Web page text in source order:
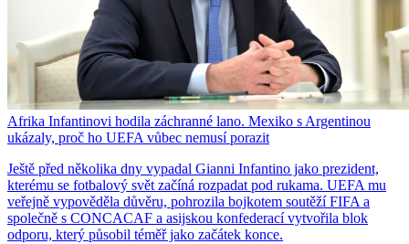
Afrika Infantinovi hodila záchranné lano. Mexiko s Argentinou
ukázaly, proč ho UEFA vůbec nemusí porazit
Ještě před několika dny vypadal Gianni Infantino jako prezident,
kterému se fotbalový svět začíná rozpadat pod rukama. UEFA mu
veřejně vypověděla důvěru, pohrozila bojkotem soutěží FIFA a
společně s CONCACAF a asijskou konfederací vytvořila blok
odporu, který působil téměř jako začátek konce.